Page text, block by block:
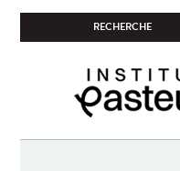
RECHERCHE